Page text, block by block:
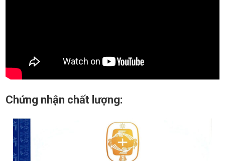
Chứng nhận chất lượng: